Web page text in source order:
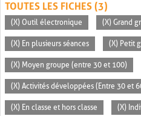
TOUTES LES FICHES (3)
(X) Outil électronique (X) Grand
(X) En plusieurs séances (X) Petit
(X) Moyen groupe (entre 30 et 100)
(X) Activités développées (Entre 30 et
(X) En classe et hors classe (X)